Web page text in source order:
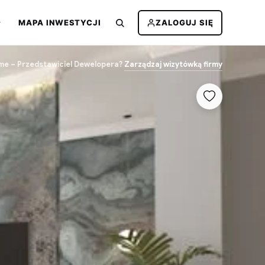
MAPA INWESTYCJI ZALOGUJ SIĘ
– Przedstawiciel Dewelopera? Zarządzaj wizytówką firmy